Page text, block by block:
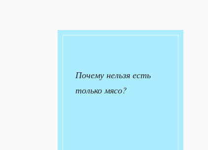
Почему нельзя есть
только мясо?